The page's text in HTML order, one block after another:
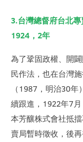
3.台灣總督府台北
1924，2年
為了鞏固政權、開
民作法，也在台灣
（1987，明治30
續跟進，1922年7
本芳釀株式會社抵
賣局暫時徵收，後